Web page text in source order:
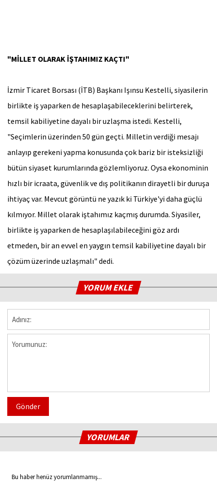
"MİLLET OLARAK İŞTAHIMIZ KAÇTI"
İzmir Ticaret Borsası (İTB) Başkanı Işınsu Kestelli, siyasilerin
birlikte iş yaparken de hesaplaşabileceklerini belirterek,
temsil kabiliyetine dayalı bir uzlaşma istedi. Kestelli,
"Seçimlerin üzerinden 50 gün geçti. Milletin verdiği mesajı
anlayıp gerekeni yapma konusunda çok bariz bir isteksizliği
bütün siyaset kurumlarında gözlemliyoruz. Oysa ekonominin
hızlı bir icraata, güvenlik ve dış politikanın dirayetli bir duruşa
ihtiyaç var. Mevcut görüntü ne yazık ki Türkiye'yi daha güçlü
kılmıyor. Millet olarak iştahımız kaçmış durumda. Siyasiler,
birlikte iş yaparken de hesaplaşılabileceğini göz ardı
etmeden, bir an evvel en yaygın temsil kabiliyetine dayalı bir
çözüm üzerinde uzlaşmalı" dedi.
YORUM EKLE
Gönder
YORUMLAR
Bu haber henüz yorumlanmamış...